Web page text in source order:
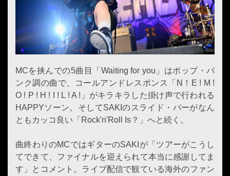
MCを挟んでの5曲目「Waiting for you」はポップ・パ
ンク調の曲で、コールアンドレスポンス「N！E ! M !
O ! P ! H ! I ! L ! A !」がキラキラした掛け声で行われる
HAPPYソーン。そしてSAKIのスライド・バーがなん
ともカッコ良い「Rock'n'Roll Is？」へと続く。
曲終わりのMCではギターのSAKIが「ツアーがこうし
てできて、ファイナルを迎えられて本当に感謝してま
す」とコメント。ライブ配信で観ている海外のファン